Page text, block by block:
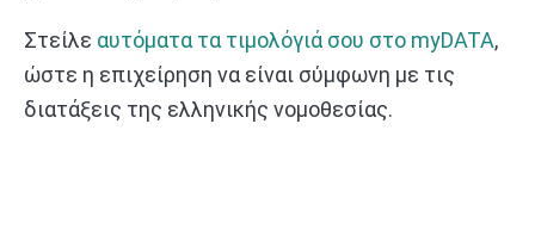
Στείλε αυτόματα τα τιμολόγιά σου στο myDATA,
ώστε η επιχείρηση να είναι σύμφωνη με τις
διατάξεις της ελληνικής νομοθεσίας.